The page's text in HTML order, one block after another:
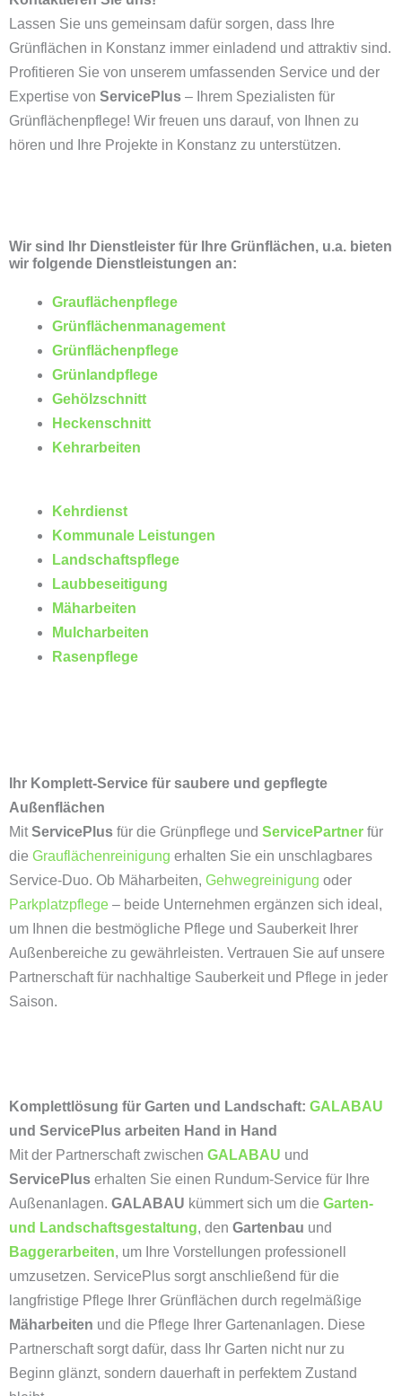
Lassen Sie uns gemeinsam dafür sorgen, dass Ihre
Grünflächen in Konstanz immer einladend und attraktiv sind.
Profitieren Sie von unserem umfassenden Service und der
Expertise von ServicePlus – Ihrem Spezialisten für
Grünflächenpflege! Wir freuen uns darauf, von Ihnen zu
hören und Ihre Projekte in Konstanz zu unterstützen.
Wir sind Ihr Dienstleister für Ihre Grünflächen, u.a. bieten
wir folgende Dienstleistungen an:
Grauflächenpflege
Grünflächenmanagement
Grünflächenpflege
Grünlandpflege
Gehölzschnitt
Heckenschnitt
Kehrarbeiten
Kehrdienst
Kommunale Leistungen
Landschaftspflege
Laubbeseitigung
Mäharbeiten
Mulcharbeiten
Rasenpflege
Ihr Komplett-Service für saubere und gepflegte
Außenflächen
MitServicePlus für die Grünpflege und ServicePartner für
die Grauflächenreinigung erhalten Sie ein unschlagbares
Service-Duo. Ob Mäharbeiten, Gehwegreinigung oder
Parkplatzpflege – beide Unternehmen ergänzen sich ideal,
um Ihnen die bestmögliche Pflege und Sauberkeit Ihrer
Außenbereiche zu gewährleisten. Vertrauen Sie auf unsere
Partnerschaft für nachhaltige Sauberkeit und Pflege in jeder
Saison.
Komplettlösung für Garten und Landschaft: GALABAU
und ServicePlus arbeiten Hand in Hand
Mit der Partnerschaft zwischen GALABAU und
ServicePlus erhalten Sie einen Rundum-Service für Ihre
Außenanlagen. GALABAU kümmert sich um die Garten-
und Landschaftsgestaltung, den Gartenbau und
Baggerarbeiten, um Ihre Vorstellungen professionell
umzusetzen. ServicePlus sorgt anschließend für die
langfristige Pflege Ihrer Grünflächen durch regelmäßige
Mäharbeiten und die Pflege Ihrer Gartenanlagen. Diese
Partnerschaft sorgt dafür, dass Ihr Garten nicht nur zu
Beginn glänzt, sondern dauerhaft in perfektem Zustand